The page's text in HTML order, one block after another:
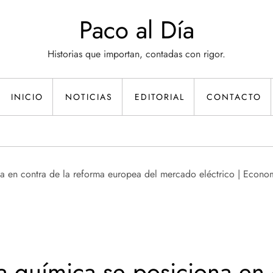
Paco al Día
Historias que importan, contadas con rigor.
INICIO NOTICIAS EDITORIAL CONTACTO